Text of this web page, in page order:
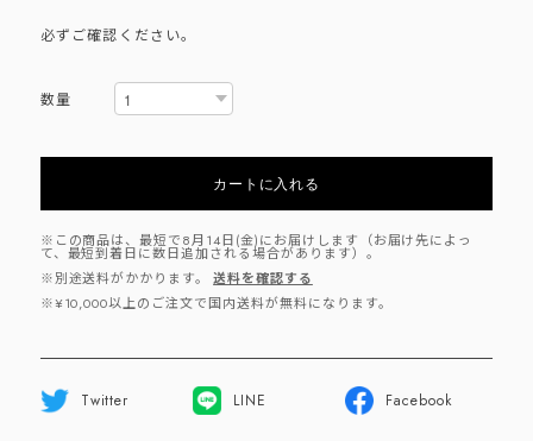
必ずご確認ください。
数量
カートに入れる
※この商品は、最短で8月14日(金)にお届けします（お届け先によっ
て、最短到着日に数日追加される場合があります）。
※別途送料がかかります。
送料を確認する
※¥10,000以上のご注文で国内送料が無料になります。
Twitter LINE Facebook